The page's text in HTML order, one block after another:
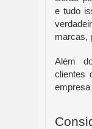
e tudo
marcas,
Além
clientes
empresa